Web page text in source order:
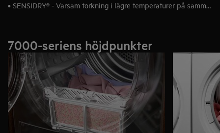
• SENSIDRY® - Varsam torkning i lägre temperaturer på samma
7000-seriens höjdpunkter